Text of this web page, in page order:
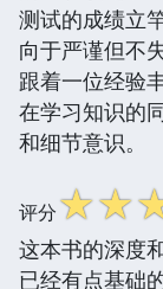
测试的成绩立
向于严谨但不
跟着一位经验
在学习知识的
和细节意识。
评分☆☆
这本书的深度
已经有点基础